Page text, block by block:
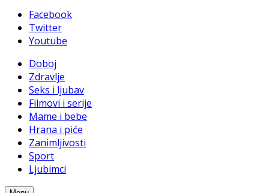
Facebook
Twitter
Youtube
Doboj
Zdravlje
Seks i ljubav
Filmovi i serije
Mame i bebe
Hrana i piće
Zanimljivosti
Sport
Ljubimci